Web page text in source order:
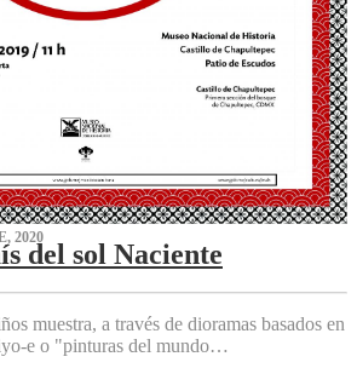
2020
del sol Naciente
muestra, a través de dioramas basados en
e o "pinturas del mundo…